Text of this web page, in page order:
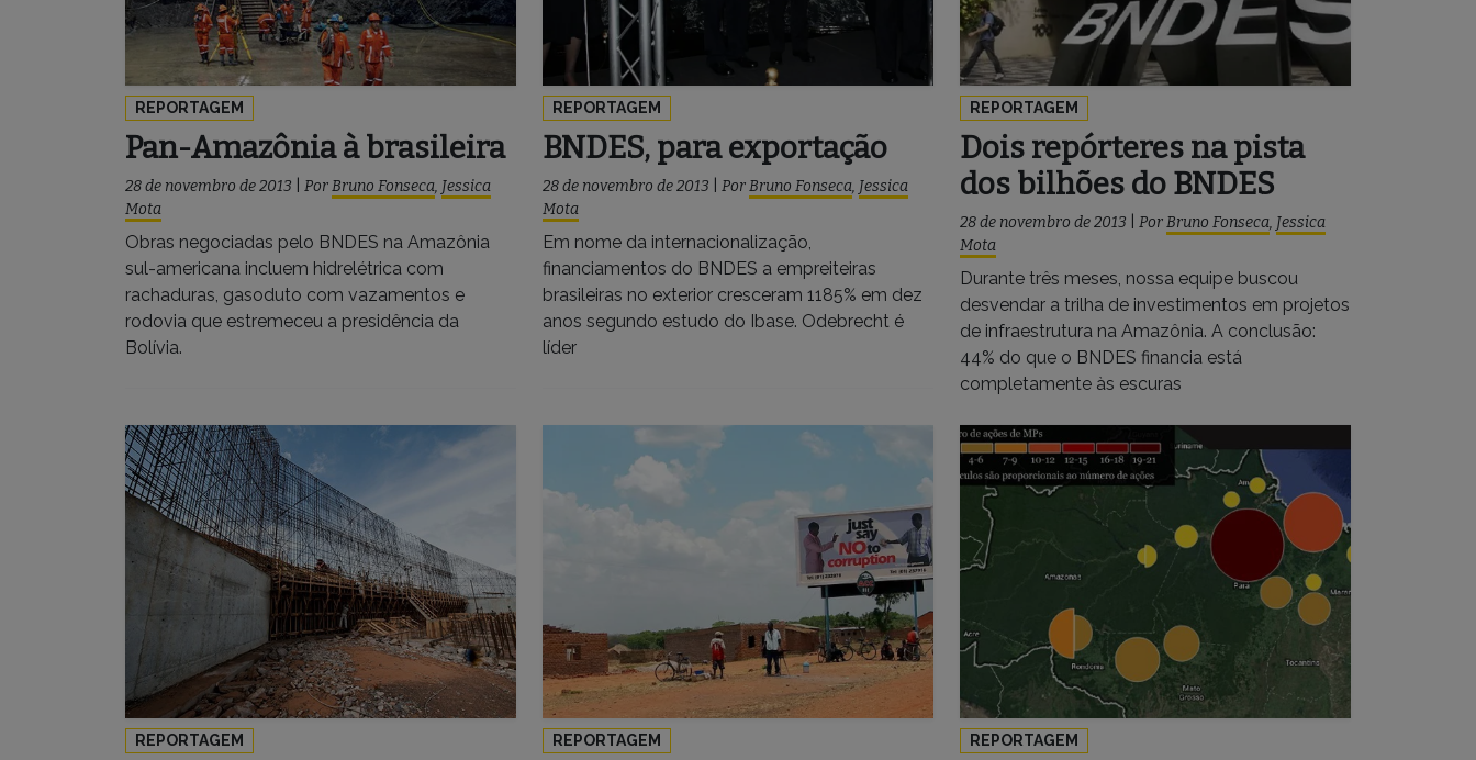
REPORTAGEM
Pan-Amazônia à brasileira
28 de novembro de 2013 PorBruno Fonseca, Jessica
Mota
Obras negociadas pelo BNDES na Amazônia
sul-americana incluem hidrelétrica com
rachaduras, gasoduto com vazamentos e
rodovia que estremeceu a presidência da
Bolívia.
REPORTAGEM
BNDES, para exportação
28 de novembro de 2013 PorBruno Fonseca, Jessica
Mota
Em nome da internacionalização,
financiamentos do BNDES a empreiteiras
brasileiras no exterior cresceram 1185% em dez
anos segundo estudo do Ibase. Odebrecht é
líder
REPORTAGEM
Dois repórteres na pista
dos bilhões do BNDES
28 de novembro de 2013 PorBruno Fonseca, Jessica
Mota
Durante três meses, nossa equipe buscou
desvendar a trilha de investimentos em projetos
de infraestrutura na Amazônia. A conclusão:
44% do que o BNDES financia está
completamente às escuras
REPORTAGEM REPORTAGEM REPORTAGEM